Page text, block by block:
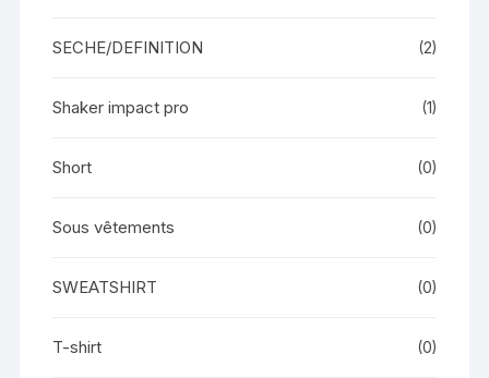
SECHE/DEFINITION (2)
Shaker impact pro (1)
Short (0)
Sous vêtements (0)
SWEATSHIRT (0)
T-shirt (0)